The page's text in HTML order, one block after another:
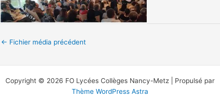
← Fichier média précédent
Copyright © 2026 FO Lycées Collèges Nancy-Metz | Propulsé par
Thème WordPress Astra